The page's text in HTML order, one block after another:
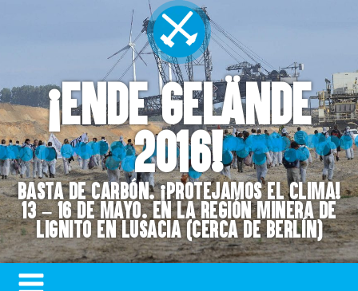
¡Ende Gelände
2016!
Basta de Carbón. ¡Protejamos el Clima!
13 – 16 de mayo. En la región minera de
lignito en Lusacia (cerca de Berlín)